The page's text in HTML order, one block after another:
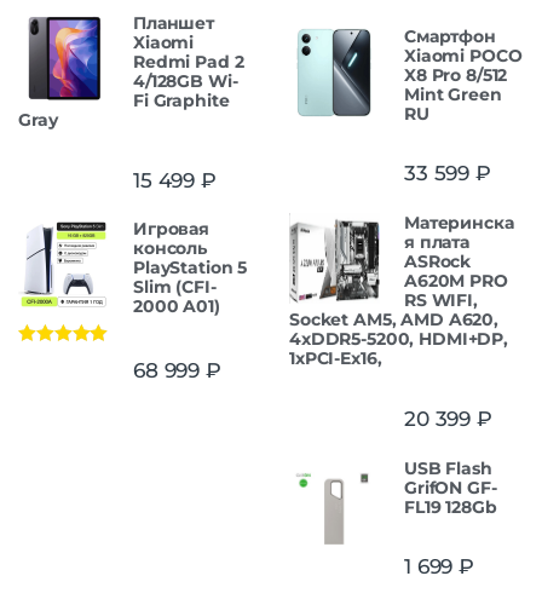
Планшет
Xiaomi
Redmi Pad 2
4/128GB Wi-
Fi Graphite
Gray
15 499 ₽
Игровая
консоль
PlayStation 5
Slim (CFI-
2000 A01)
68 999 ₽
Смартфон
Xiaomi POCO
X8 Pro 8/512
Mint Green
RU
33 599 ₽
Материнска
я плата
ASRock
A620M PRO
RS WIFI,
Socket AM5, AMD A620,
4xDDR5-5200, HDMI+DP,
1xPCI-Ex16,
20 399 ₽
USB Flash
GrifON GF-
FL19 128Gb
1 699 ₽